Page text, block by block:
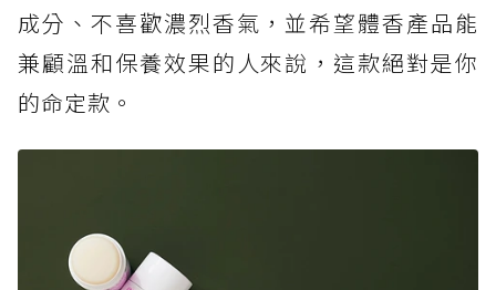
成分、不喜歡濃烈香氣，並希望體香產品能
兼顧溫和保養效果的人來說，這款絕對是你
的命定款。